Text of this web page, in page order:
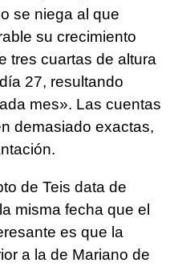
se niega al que
su crecimiento
tres cuartas de altura
27, resultando
mes». Las cuentas
demasiado exactas,
de Teis data de
misma fecha que el
es que la
a la de Mariano de